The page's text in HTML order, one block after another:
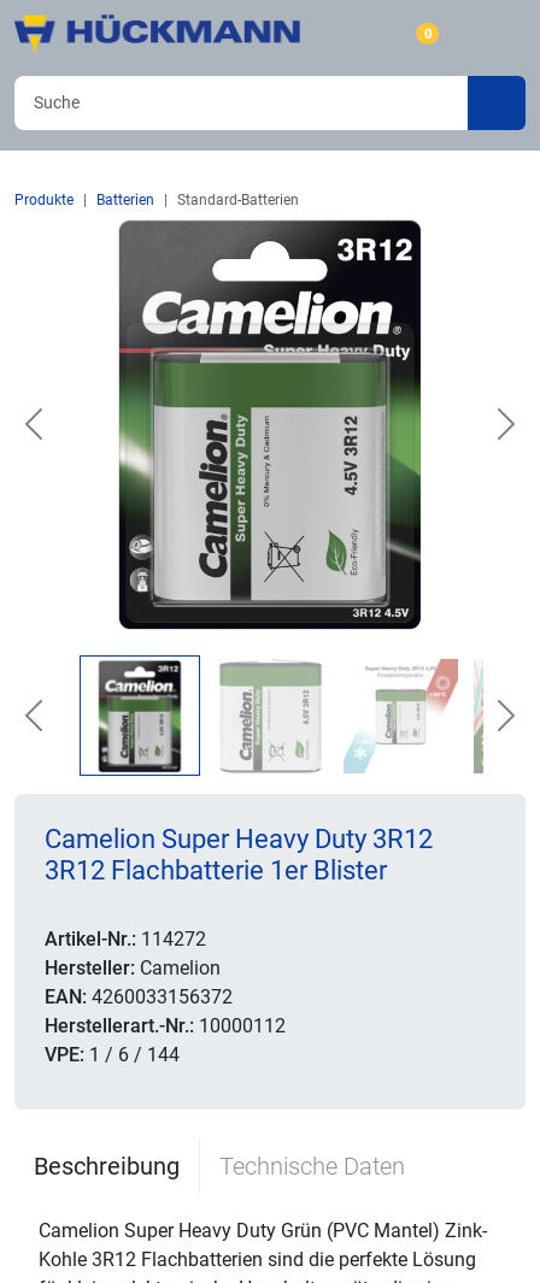
0
Produkte Batterien Standard-Batterien
Previous
Previous
Camelion Super Heavy Duty 3R12
3R12 Flachbatterie 1er Blister
Artikel-Nr.: 114272
Hersteller: Camelion
EAN: 4260033156372
Herstellerart.-Nr.: 10000112
VPE: 1 / 6 / 144
Beschreibung Technische Daten
Camelion Super Heavy Duty Grün (PVC Mantel) Zink-
Kohle 3R12 Flachbatterien sind die perfekte Lösung